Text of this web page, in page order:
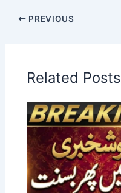
PREVIOUS
Related Posts